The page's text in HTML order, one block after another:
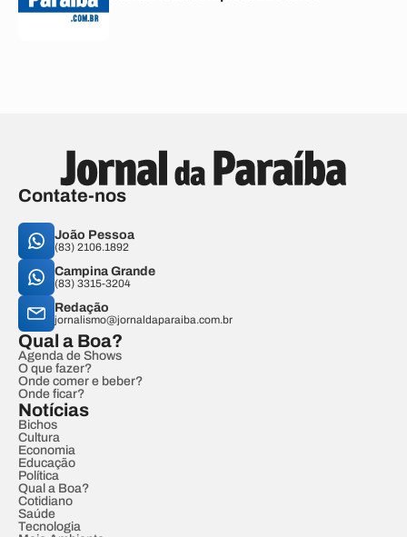
Contate-nos
João Pessoa
(83) 2106.1892
Campina Grande
(83) 3315-3204
Redação
jornalismo@jornaldaparaiba.com.br
Qual a Boa?
Agenda de Shows
O que fazer?
Onde comer e beber?
Onde ficar?
Notícias
Bichos
Cultura
Economia
Educação
Política
Qual a Boa?
Cotidiano
Saúde
Tecnologia